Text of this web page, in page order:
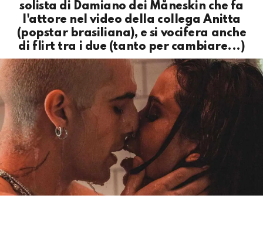
solista di Damiano dei Måneskin che fa
l'attore nel video della collega Anitta
(popstar brasiliana), e si vocifera anche
di flirt tra i due (tanto per cambiare...)